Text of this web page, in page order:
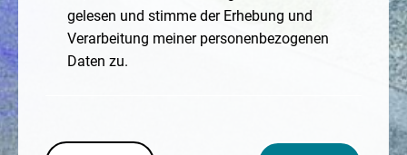
gelesen und stimme der Erhebung und
Verarbeitung meiner personenbezogenen
Daten zu.